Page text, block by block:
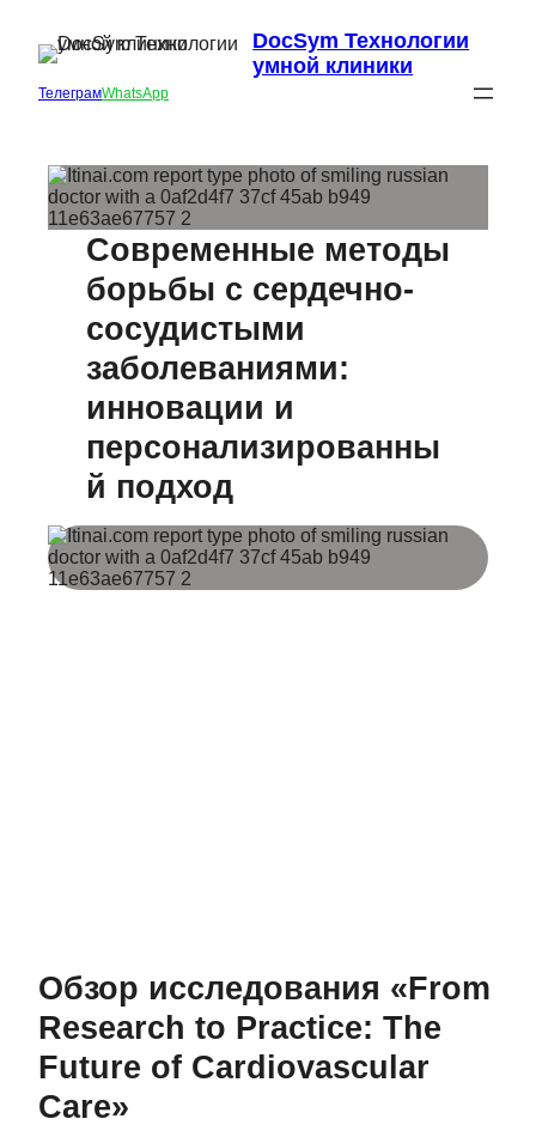
DocSym Технологии
умной клиники
ТелеграмWhatsApp
Современные методы
борьбы с сердечно-
сосудистыми
заболеваниями:
инновации и
персонализированны
й подход
Обзор исследования «From
Research to Practice: The
Future of Cardiovascular
Care»